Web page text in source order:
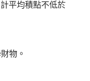
平均積點不低於
物。